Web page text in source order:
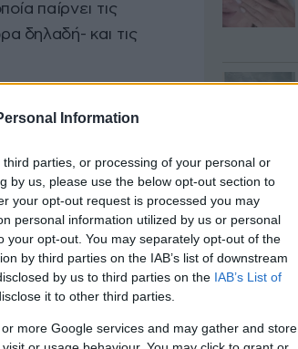
Information
parties, or processing of your personal or
by us, please use the below opt-out section to
your opt-out request is processed you may
personal information utilized by us or personal
your opt-out. You may separately opt-out of the
by third parties on the IAB’s list of downstream
by us to third parties on the IAB’s List of
it to other third parties.
more Google services and may gather and store
παίρνει τις
δηλαδή- και τις
μισθός», οι
εργασία τους
να δημιουργείται
σωματείων
στη βιτρίνα ενός
«Δεν μου
που μερικές
καυτό νερό».